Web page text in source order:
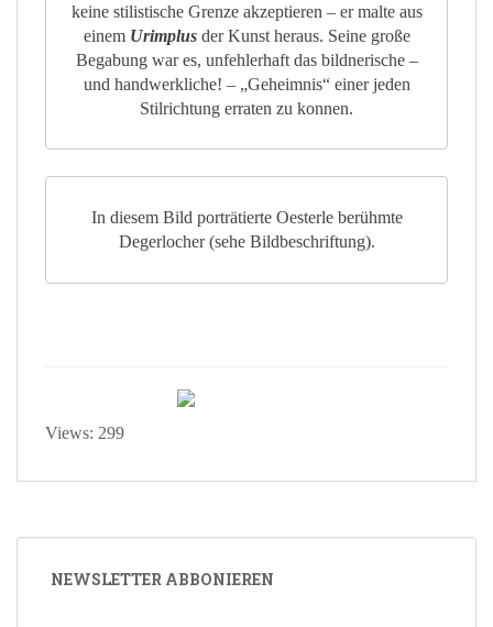
keine stilistische Grenze akzeptieren – er malte aus
einem Urimplusder Kunst heraus. Seine große
Begabung war es, unfehlerhaft das bildnerische –
und handwerkliche! – „Geheimnis“ einer jeden
Stilrichtung erraten zu konnen.
In diesem Bild porträtierte Oesterle berühmte
Degerlocher (sehe Bildbeschriftung).
Views: 299
NEWSLETTER ABBONIEREN